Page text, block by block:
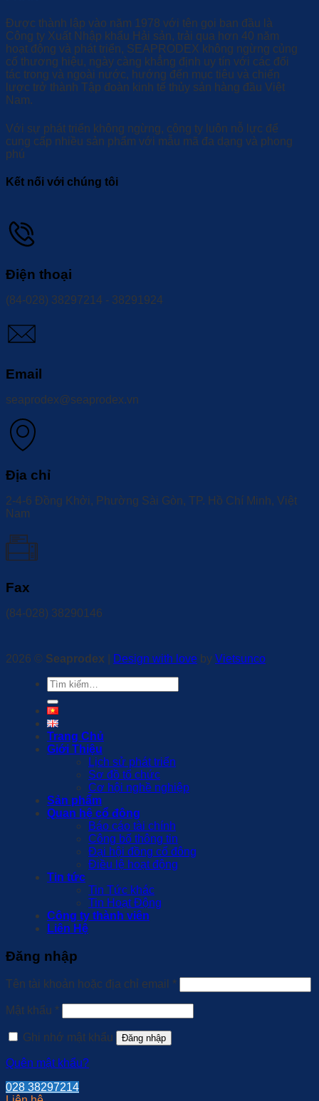
Được thành lập vào năm 1978 với tên gọi ban đầu là
Công ty Xuất Nhập khẩu Hải sản, trải qua hơn 40 năm
hoạt động và phát triển, SEAPRODEX không ngừng củng
cố thương hiệu, ngày càng khẳng định uy tín với các đối
tác trong và ngoài nước, hướng đến mục tiêu và chiến
lược trở thành Tập đoàn kinh tế thủy sản hàng đầu Việt
Nam.
Với sự phát triển không ngừng, công ty luôn nỗ lực để
cung cấp nhiều sản phẩm với mẫu mã đa dạng và phong
phú
Kết nối với chúng tôi
Điện thoại
(84-028) 38297214 - 38291924
Email
seaprodex@seaprodex.vn
Địa chỉ
2-4-6 Đồng Khởi, Phường Sài Gòn, TP. Hồ Chí Minh, Việt
Nam
Fax
(84-028) 38290146
2026 © Seaprodex Design with love by Vietsunco
Tìm
kiếm:
Trang Chủ
Giới Thiệu
Lịch sử phát triển
Sơ đồ tổ chức
Cơ hội nghề nghiệp
Sản phẩm
Quan hệ cổ đông
Báo cáo tài chính
Công bố thông tin
Đại hội đồng cổ đông
Điều lệ hoạt động
Tin tức
Tin Tức khác
Tin Hoạt Động
Công ty thành viên
Liên Hệ
Đăng nhập
Tên tài khoản hoặc địa chỉ email *Bắt
buộc
Mật khẩu *Bắt
buộc
Ghi nhớ mật khẩu
Đăng nhập
Quên mật khẩu?
028 38297214